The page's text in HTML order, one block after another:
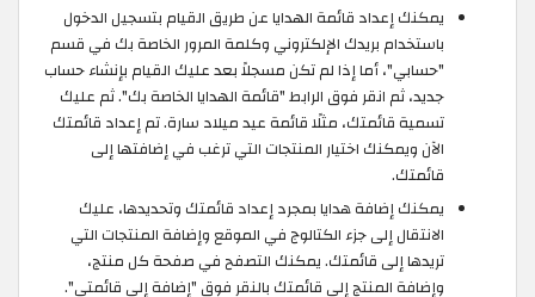
يمكنك إعداد قائمة الهدايا عن طريق القيام بتسجيل الدخول
باستخدام بريدك الإلكتروني وكلمة المرور الخاصة بك في قسم
"حسابي"، أما إذا لم تكن مسجلاً بعد عليك القيام بإنشاء حساب
جديد، ثم انقر فوق الرابط "قائمة الهدايا الخاصة بك". ثم عليك
تسمية قائمتك، مثلًا قائمة عيد ميلاد سارة. تم إعداد قائمتك
الآن ويمكنك اختيار المنتجات التي ترغب في إضافتها إلى
قائمتك.
يمكنك إضافة هدايا بمجرد إعداد قائمتك وتحديدها، عليك
الانتقال إلى جزء الكتالوج في الموقع وإضافة المنتجات التي
تريدها إلى قائمتك. يمكنك التصفح في صفحة كل منتج،
وإضافة المنتج إلى قائمتك بالنقر فوق "إضافة إلى قائمتي".